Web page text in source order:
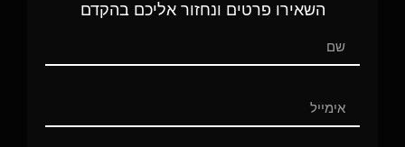
השאירו פרטים ונחזור אליכם בהקדם